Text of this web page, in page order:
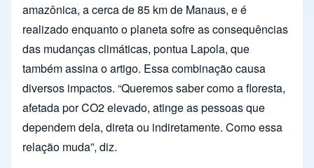
amazônica, a cerca de 85 km de Manaus, e é
realizado enquanto o planeta sofre as consequências
das mudanças climáticas, pontua Lapola, que
também assina o artigo. Essa combinação causa
diversos impactos. “Queremos saber como a floresta,
afetada por CO2 elevado, atinge as pessoas que
dependem dela, direta ou indiretamente. Como essa
relação muda”, diz.